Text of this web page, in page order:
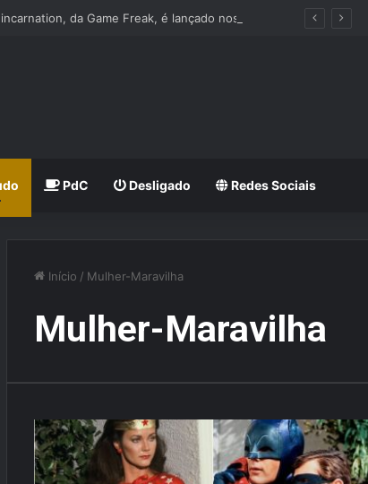
PdC Desligado Redes Sociais
Início / Mulher-Maravilha
Mulher-Maravilha